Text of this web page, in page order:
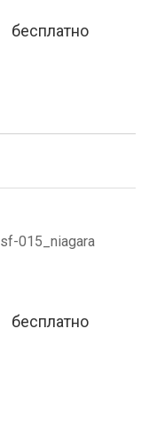
бесплатно
sf-015_niagara
бесплатно